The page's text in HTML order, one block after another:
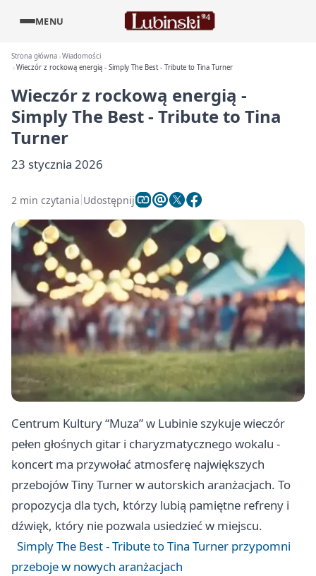
MENU
Strona główna Wiadomości
Wieczór z rockową energią - Simply The Best - Tribute to Tina Turner
Wieczór z rockową energią -
Simply The Best - Tribute to Tina
Turner
23 stycznia 2026
2 min czytania Udostępnij
Centrum Kultury “Muza” w Lubinie szykuje wieczór
pełen głośnych gitar i charyzmatycznego wokalu -
koncert ma przywołać atmosferę największych
przebojów Tiny Turner w autorskich aranżacjach. To
propozycja dla tych, którzy lubią pamiętne refreny i
dźwięk, który nie pozwala usiedzieć w miejscu.
Simply The Best - Tribute to Tina Turner przypomni
przeboje w nowych aranżacjach